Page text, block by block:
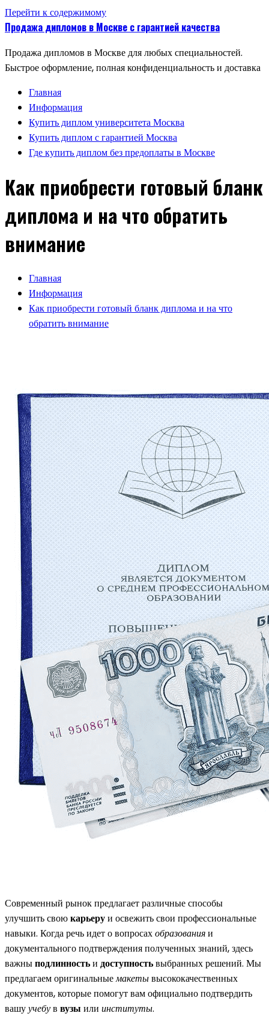
Перейти к содержимому
Продажа дипломов в Москве с гарантией качества
Продажа дипломов в Москве для любых специальностей.
Быстрое оформление, полная конфиденциальность и доставка
Главная
Информация
Купить диплом университета Москва
Купить диплом с гарантией Москва
Где купить диплом без предоплаты в Москве
Как приобрести готовый бланк
диплома и на что обратить
внимание
Главная
Информация
Как приобрести готовый бланк диплома и на что
обратить внимание
Современный рынок предлагает различные способы
улучшить своюкарьеруи освежить свои профессиональные
навыки. Когда речь идет о вопросахобразованияи
документального подтверждения полученных знаний, здесь
важныподлинностьи доступностьвыбранных решений. Мы
предлагаем оригинальныемакетывысококачественных
документов, которые помогут вам официально подтвердить
вашуучебув вузы или институты.